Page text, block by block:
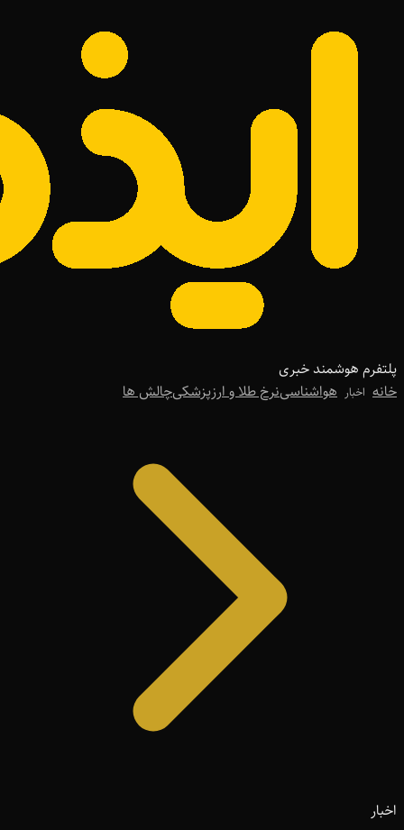
پلتفرم هوشمند خبری
خانه اخبار هواشناسینرخ طلا و ارزپزشکیچالش ها
اخبار